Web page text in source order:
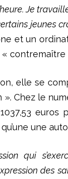
Je
jeunes
et un
elle se
». Chez le
euros
une
qui
des